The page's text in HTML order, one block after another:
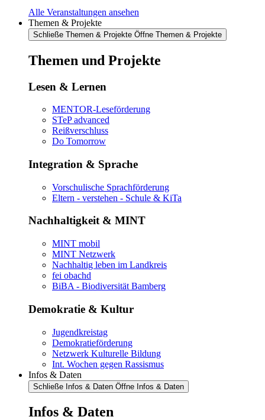
Alle Veranstaltungen ansehen
Themen & Projekte
Schließe Themen & Projekte Öffne Themen & Projekte
Themen und Projekte
Lesen & Lernen
MENTOR-Leseförderung
STeP advanced
Reißverschluss
Do Tomorrow
Integration & Sprache
Vorschulische Sprachförderung
Eltern - verstehen - Schule & KiTa
Nachhaltigkeit & MINT
MINT mobil
MINT Netzwerk
Nachhaltig leben im Landkreis
fei obachd
BiBA - Biodiversität Bamberg
Demokratie & Kultur
Jugendkreistag
Demokratieförderung
Netzwerk Kulturelle Bildung
Int. Wochen gegen Rassismus
Infos & Daten
Schließe Infos & Daten Öffne Infos & Daten
Infos & Daten